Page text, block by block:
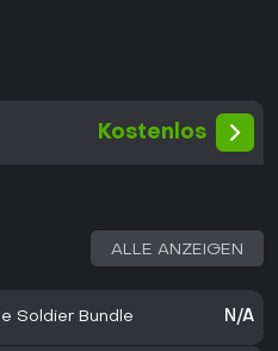
Kostenlos
ALLE ANZEIGEN
Soldier Bundle N/A